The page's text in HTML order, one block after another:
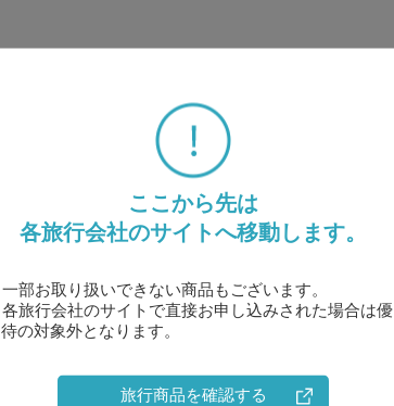
ここから先は
各旅行会社のサイトへ移動します。
一部お取り扱いできない商品もございます。
各旅行会社のサイトで直接お申し込みされた場合は優
待の対象外となります。
旅行商品を確認する